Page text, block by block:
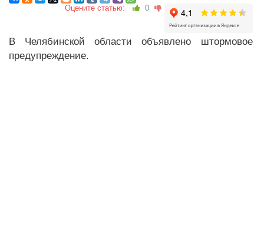
Оцените статью: 0
В Челябинской области объявлено штормовое
предупреждение.